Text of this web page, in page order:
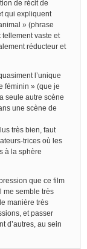
de récit de
qui expliquent
» (phrase
vaste et
réducteur et
l’unique
féminin » (que je
seule autre scène
une scène de
très bien, faut
trices où les
à la sphère
que ce film
me semble très
manière très
et passer
d’autres, au sein